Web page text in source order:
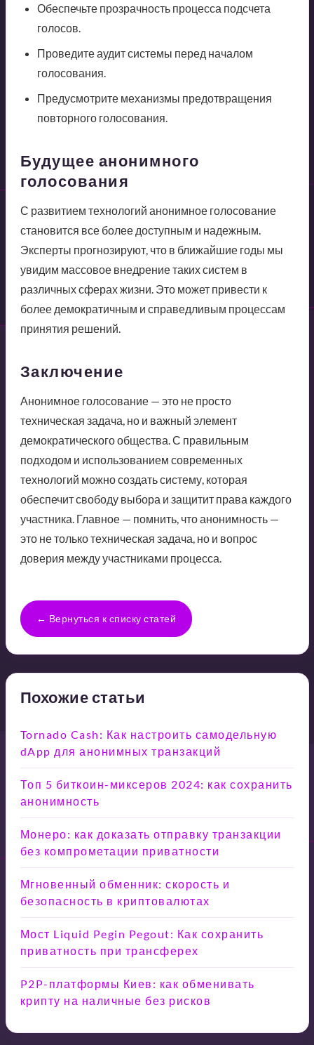
Обеспечьте прозрачность процесса подсчета
голосов.
Проведите аудит системы перед началом
голосования.
Предусмотрите механизмы предотвращения
повторного голосования.
Будущее анонимного
голосования
С развитием технологий анонимное голосование
становится все более доступным и надежным.
Эксперты прогнозируют, что в ближайшие годы мы
увидим массовое внедрение таких систем в
различных сферах жизни. Это может привести к
более демократичным и справедливым процессам
принятия решений.
Заключение
Анонимное голосование — это не просто
техническая задача, но и важный элемент
демократического общества. С правильным
подходом и использованием современных
технологий можно создать систему, которая
обеспечит свободу выбора и защитит права каждого
участника. Главное — помнить, что анонимность —
это не только техническая задача, но и вопрос
доверия между участниками процесса.
← Вернуться к списку статей
Похожие статьи
Tornado Cash: Как настроить самодельную
dApp для анонимных транзакций
Топ 5 биткоин-миксеров 2024: как сохранить
анонимность
Монеро: как доказать отправку транзакции
без компрометации приватности
Мгновенный обменник: скорость и
безопасность в криптовалютах
Мост Liquid Pegin Pegout: Как сохранить
приватность при трансферех
P2P-платформы Киев: как обменивать
крипту на наличные без рисков